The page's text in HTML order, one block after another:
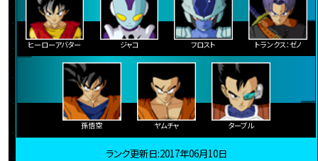
ヒーローアバター ジャコ フロスト トランクス：ゼノ
孫悟空 ヤムチャ ターブル
ランク更新日:2017年06月10日